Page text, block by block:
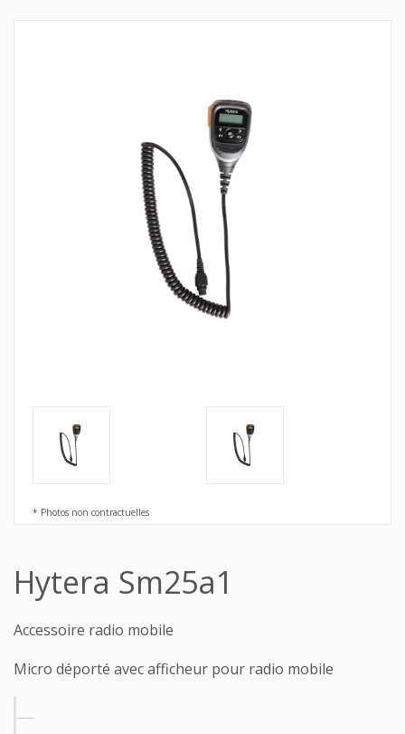
* Photos non contractuelles
Hytera Sm25a1
Accessoire radio mobile
Micro déporté avec afficheur pour radio mobile